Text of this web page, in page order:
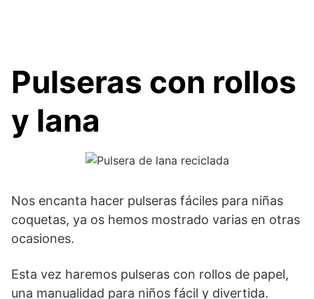
Pulseras con rollos
y lana
Nos encanta hacer pulseras fáciles para niñas
coquetas, ya os hemos mostrado varias en otras
ocasiones.
Esta vez haremos pulseras con rollos de papel,
una manualidad para niños fácil y divertida.